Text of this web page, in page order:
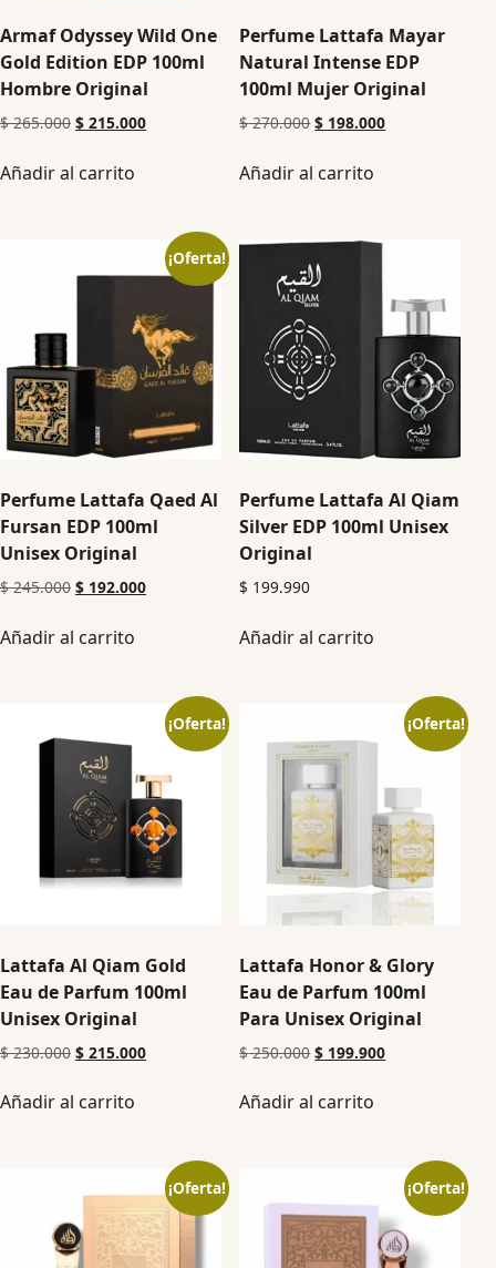
Armaf Odyssey Wild One
Gold Edition EDP 100ml
Hombre Original
$265.000 $ 215.000
Añadir al carrito
Perfume Lattafa Mayar
Natural Intense EDP
100ml Mujer Original
$270.000 $ 198.000
Añadir al carrito
¡Oferta!
Perfume Lattafa Qaed Al
Fursan EDP 100ml
Unisex Original
$245.000 $ 192.000
Añadir al carrito
Perfume Lattafa Al Qiam
Silver EDP 100ml Unisex
Original
$ 199.990
Añadir al carrito
¡Oferta!
Lattafa Al Qiam Gold
Eau de Parfum 100ml
Unisex Original
$230.000 $ 215.000
Añadir al carrito
¡Oferta!
Lattafa Honor & Glory
Eau de Parfum 100ml
Para Unisex Original
$250.000 $ 199.900
Añadir al carrito
¡Oferta! ¡Oferta!